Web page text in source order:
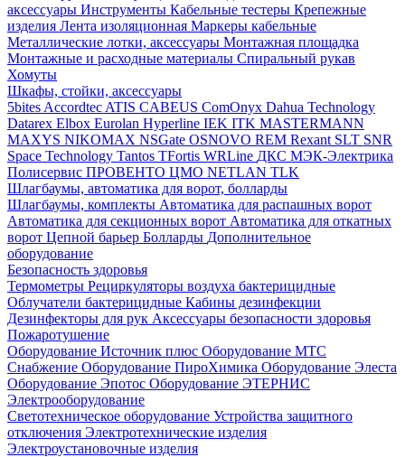
аксессуары Инструменты Кабельные тестеры Крепежные
изделия Лента изоляционная Маркеры кабельные
Металлические лотки, аксессуары Монтажная площадка
Монтажные и расходные материалы Спиральный рукав
Хомуты
Шкафы, стойки, аксессуары
5bites Accordtec ATIS CABEUS ComOnyx Dahua Technology
Datarex Elbox Eurolan Hyperline IEK ITK MASTERMANN
MAXYS NIKOMAX NSGate OSNOVO REM Rexant SLT SNR
Space Technology Tantos TFortis WRLine ДКС МЭК-Электрика
Полисервис ПРОВЕНТО ЦМО NETLAN TLK
Шлагбаумы, автоматика для ворот, болларды
Шлагбаумы, комплекты Автоматика для распашных ворот
Автоматика для секционных ворот Автоматика для откатных
ворот Цепной барьер Болларды Дополнительное
оборудование
Безопасность здоровья
Термометры Рециркуляторы воздуха бактерицидные
Облучатели бактерицидные Кабины дезинфекции
Дезинфекторы для рук Аксессуары безопасности здоровья
Пожаротушение
Оборудование Источник плюс Оборудование МТС
Снабжение Оборудование ПироХимика Оборудование Элеста
Оборудование Эпотос Оборудование ЭТЕРНИС
Электрооборудование
Светотехническое оборудование Устройства защитного
отключения Электротехнические изделия
Электроустановочные изделия